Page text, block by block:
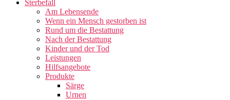
Sterbefall
Am Lebensende
Wenn ein Mensch gestorben ist
Rund um die Bestattung
Nach der Bestattung
Kinder und der Tod
Leistungen
Hilfsangebote
Produkte
Särge
Urnen